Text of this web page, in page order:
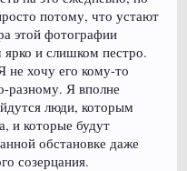
потому, что устают
этой фотографии
ярко и слишком пестро.
не хочу его кому-то
разному. Я вполне
люди, которым
и которые будут
обстановке даже
созерцания.